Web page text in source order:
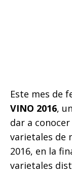
Este mes de
VINO 2016,
dar a
varietales de
2016, en la
varietales